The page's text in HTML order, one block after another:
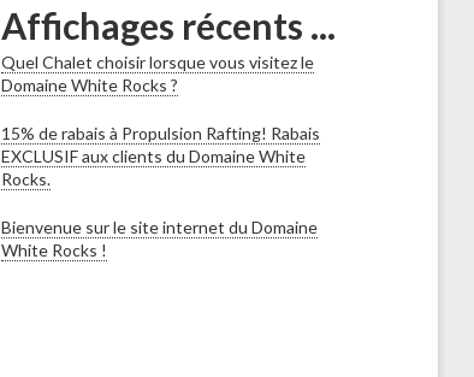
Affichages récents ...
Quel Chalet choisir lorsque vous visitez le
Domaine White Rocks ?
15% de rabais à Propulsion Rafting! Rabais
EXCLUSIF aux clients du Domaine White
Rocks.
Bienvenue sur le site internet du Domaine
White Rocks !